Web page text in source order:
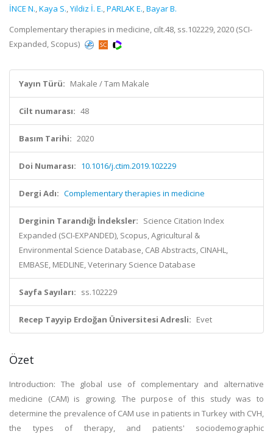
İNCE N.,Kaya S.,Yildiz İ. E.,PARLAK E.,Bayar B.
Complementary therapies in medicine, cilt.48, ss.102229, 2020 (SCI-
Expanded, Scopus)
Yayın Türü: Makale / Tam Makale
Cilt numarası: 48
Basım Tarihi: 2020
Doi Numarası: 10.1016/j.ctim.2019.102229
Dergi Adı: Complementary therapies in medicine
Derginin Tarandığı İndeksler: Science Citation Index
Expanded (SCI-EXPANDED), Scopus, Agricultural &
Environmental Science Database, CAB Abstracts, CINAHL,
EMBASE, MEDLINE, Veterinary Science Database
Sayfa Sayıları: ss.102229
Recep Tayyip Erdoğan Üniversitesi Adresli: Evet
Özet
Introduction: The global use of complementary and alternative
medicine (CAM) is growing. The purpose of this study was to
determine the prevalence of CAM use in patients in Turkey with CVH,
the types of therapy, and patients' sociodemographic